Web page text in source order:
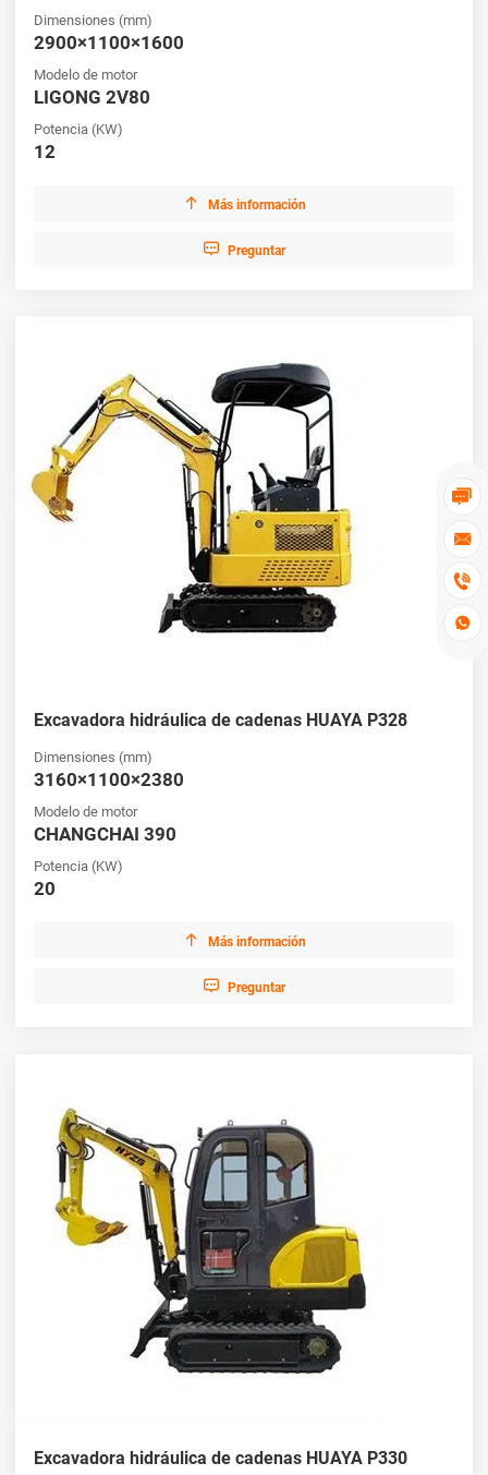




Dimensiones (mm)
2900×1100×1600
Modelo de motor
LIGONG 2V80
Potencia (KW)
12
 Más información
 Preguntar
Excavadora hidráulica de cadenas HUAYA P328
Dimensiones (mm)
3160×1100×2380
Modelo de motor
CHANGCHAI 390
Potencia (KW)
20
 Más información
 Preguntar
Excavadora hidráulica de cadenas HUAYA P330